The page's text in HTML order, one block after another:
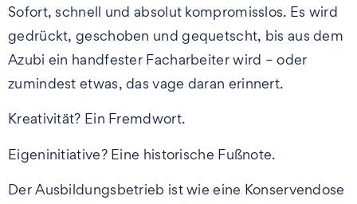
Sofort, schnell und absolut kompromisslos. Es wird
gedrückt, geschoben und gequetscht, bis aus dem
Azubi ein handfester Facharbeiter wird – oder
zumindest etwas, das vage daran erinnert.
Kreativität? Ein Fremdwort.
Eigeninitiative? Eine historische Fußnote.
Der Ausbildungsbetrieb ist wie eine Konservendose